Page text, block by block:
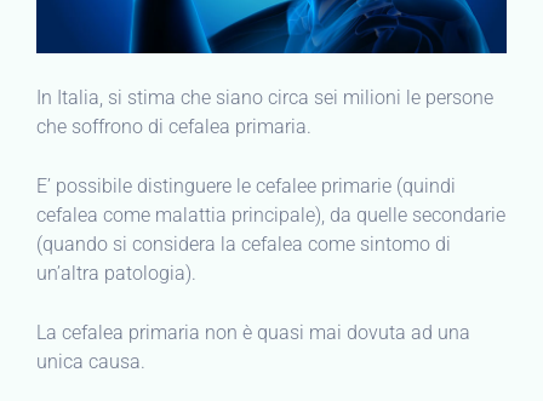
In Italia, si stima che siano circa sei milioni le persone
che soffrono di cefalea primaria.
E’ possibile distinguere le cefalee primarie (quindi
cefalea come malattia principale), da quelle secondarie
(quando si considera la cefalea come sintomo di
un’altra patologia).
La cefalea primaria non è quasi mai dovuta ad una
unica causa.